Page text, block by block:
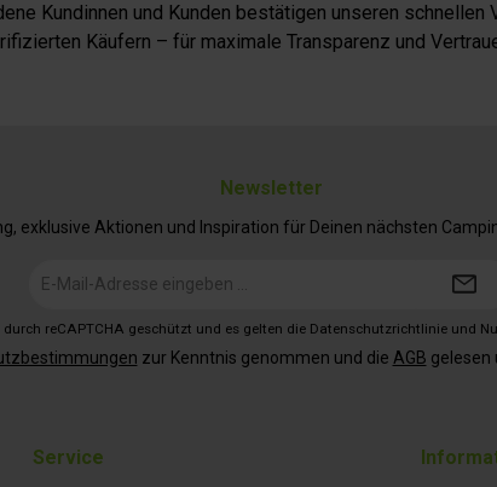
Kundinnen und Kunden bestätigen unseren
Käufern – für maximale Transparenz und
Service
Newsletter
exklusive Aktionen und Inspiration für Deinen nächsten
Mail-
durch reCAPTCHA geschützt und es gelten die Datenschutzrichtlinie und
zur Kenntnis genommen und die AGB gelesen